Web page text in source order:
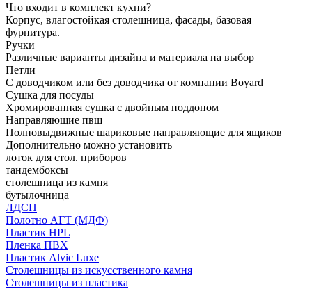
Что входит в комплект кухни?
Корпус, влагостойкая столешница, фасады, базовая
фурнитура.
Ручки
Различные варианты дизайна и материала на выбор
Петли
С доводчиком или без доводчика от компании Boyard
Сушка для посуды
Хромированная сушка с двойным поддоном
Направляющие пвш
Полновыдвижные шариковые направляющие для ящиков
Дополнительно можно установить
лоток для стол. приборов
тандембоксы
столешница из камня
бутылочница
ЛДСП
Полотно АГТ (МДФ)
Пластик HPL
Пленка ПВХ
Пластик Alvic Luxe
Столешницы из искусственного камня
Столешницы из пластика